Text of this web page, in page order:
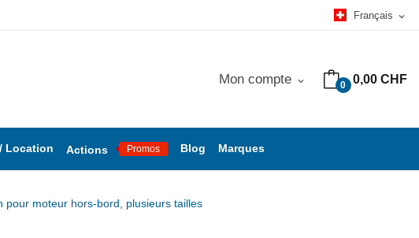
Français expand_more
0 0,00 CHF
Mon compte expand_more
Location Actions Promos Blog Marques
pour moteur hors-bord, plusieurs tailles